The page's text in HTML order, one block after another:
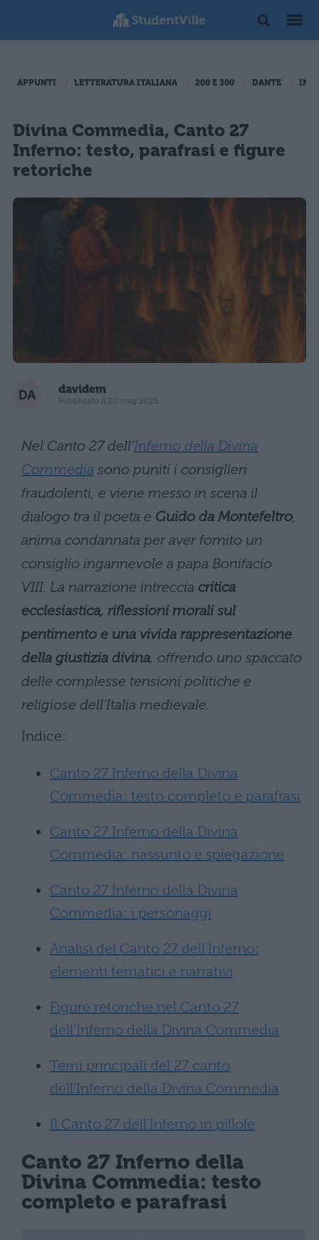
APPUNTI LETTERATURA ITALIANA 200 E 300 DANTE
Divina Commedia, Canto 27
Inferno: testo, parafrasi e figure
retoriche
davidem
Pubblicato il 20 mag 2025
Nel Canto 27 dell’Inferno della Divina
Commedia sono puniti i consiglieri
fraudolenti, e viene messo in scena il
dialogo tra il poeta e Guido da Montefeltro,
anima condannata per aver fornito un
consiglio ingannevole a papa Bonifacio
VIII. La narrazione intreccia critica
ecclesiastica, riflessioni morali sul
pentimento e una vivida rappresentazione
della giustizia divina, offrendo uno spaccato
delle complesse tensioni politiche e
religiose dell’Italia medievale.
Indice:
Canto 27 Inferno della Divina
Commedia: testo completo e parafrasi
Canto 27 Inferno della Divina
Commedia: riassunto e spiegazione
Canto 27 Inferno della Divina
Commedia: i personaggi
Analisi del Canto 27 dell’Inferno:
elementi tematici e narrativi
Figure retoriche nel Canto 27
dell’Inferno della Divina Commedia
Temi principali del 27 canto
dell’Inferno della Divina Commedia
Il Canto 27 dell’Inferno in pillole
Canto 27 Inferno della
Divina Commedia: testo
completo e parafrasi